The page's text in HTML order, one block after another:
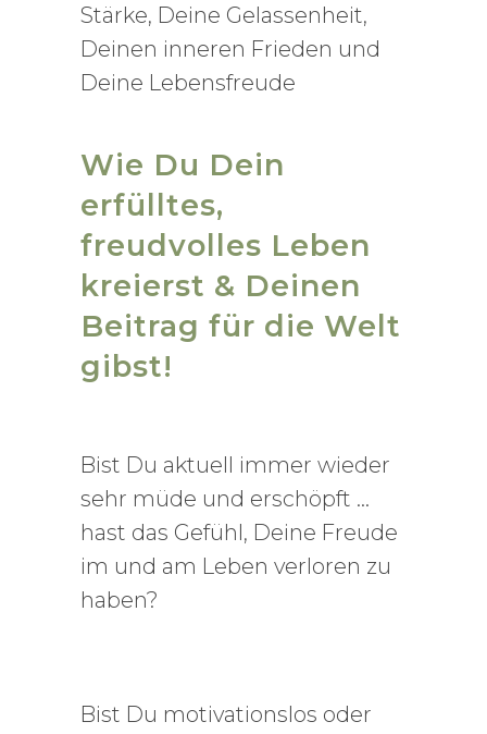
Stärke, Deine Gelassenheit,
Deinen inneren Frieden und
Deine Lebensfreude
Wie Du Dein
erfülltes,
freudvolles Leben
kreierst & Deinen
Beitrag für die Welt
gibst!
Bist Du aktuell immer wieder
sehr müde und erschöpft …
hast das Gefühl, Deine Freude
im und am Leben verloren zu
haben?
Bist Du motivationslos oder